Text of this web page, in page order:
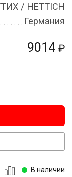
9014 ₽
/ HETTICH
Германия
В наличии